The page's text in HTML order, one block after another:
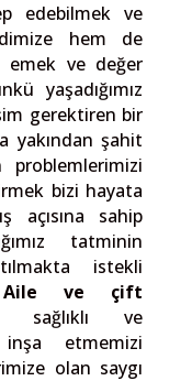
edebilmek ve
hem de
emek ve değer
yaşadığımız
gerektiren bir
yakından şahit
bizi hayata
açısına sahip
tatminin
istekli
Aile ve çift
sağlıklı ve
etmemizi
olan saygı